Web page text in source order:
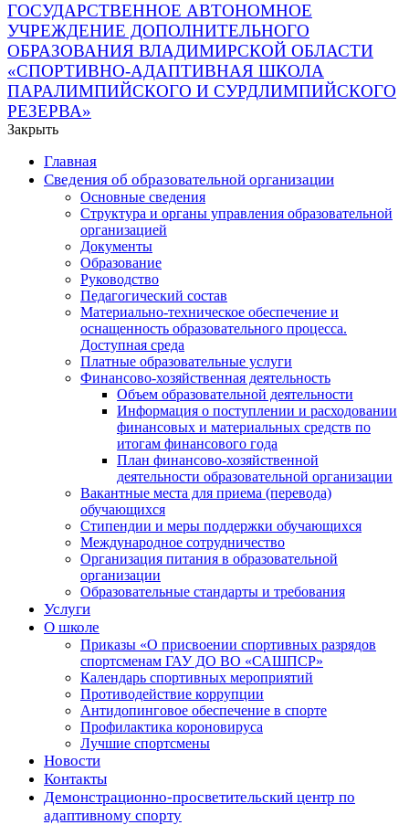
ГОСУДАРСТВЕННОЕ АВТОНОМНОЕ
УЧРЕЖДЕНИЕ ДОПОЛНИТЕЛЬНОГО
ОБРАЗОВАНИЯ ВЛАДИМИРСКОЙ ОБЛАСТИ
«СПОРТИВНО-АДАПТИВНАЯ ШКОЛА
ПАРАЛИМПИЙСКОГО И СУРДЛИМПИЙСКОГО
РЕЗЕРВА»
Закрыть
Главная
Сведения об образовательной организации
Основные сведения
Структура и органы управления образовательной
организацией
Документы
Образование
Руководство
Педагогический состав
Материально-техническое обеспечение и
оснащенность образовательного процесса.
Доступная среда
Платные образовательные услуги
Финансово-хозяйственная деятельность
Объем образовательной деятельности
Информация о поступлении и расходовании
финансовых и материальных средств по
итогам финансового года
План финансово-хозяйственной
деятельности образовательной организации
Вакантные места для приема (перевода)
обучающихся
Стипендии и меры поддержки обучающихся
Международное сотрудничество
Организация питания в образовательной
организации
Образовательные стандарты и требования
Услуги
О школе
Приказы «О присвоении спортивных разрядов
спортсменам ГАУ ДО ВО «САШПСР»
Календарь спортивных мероприятий
Противодействие коррупции
Антидопинговое обеспечение в спорте
Профилактика короновируса
Лучшие спортсмены
Новости
Контакты
Демонстрационно-просветительский центр по
адаптивному спорту